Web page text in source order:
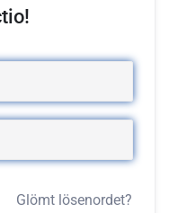
Glömt lösenordet?